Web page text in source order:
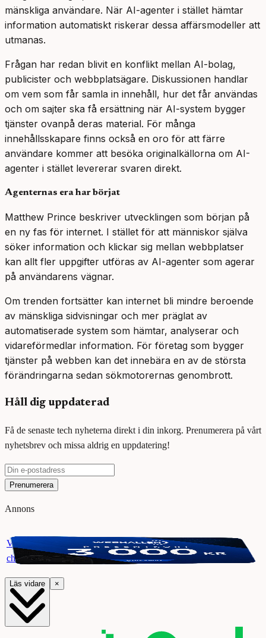
mänskliga användare. När AI-agenter i stället hämtar
information automatiskt riskerar dessa affärsmodeller att
utmanas.
Frågan har redan blivit en konflikt mellan AI-bolag,
publicister och webbplatsägare. Diskussionen handlar
om vem som får samla in innehåll, hur det får användas
och om sajter ska få ersättning när AI-system bygger
tjänster ovanpå deras material. För många
innehållsskapare finns också en oro för att färre
användare kommer att besöka originalkällorna om AI-
agenter i stället levererar svaren direkt.
Agenternas era har börjat
Matthew Prince beskriver utvecklingen som början på
en ny fas för internet. I stället för att människor själva
söker information och klickar sig mellan webbplatser
kan allt fler uppgifter utföras av AI-agenter som agerar
på användarens vägnar.
Om trenden fortsätter kan internet bli mindre beroende
av mänskliga sidvisningar och mer präglat av
automatiserade system som hämtar, analyserar och
vidareförmedlar information. För företag som bygger
tjänster på webben kan det innebära en av de största
förändringarna sedan sökmotorernas genombrott.
Håll dig uppdaterad
Få de senaste tech nyheterna direkt i din inkorg. Prenumerera på vårt
nyhetsbrev och missa aldrig en uppdatering!
Prenumerera
Annons
Vinn ett presentkort på Webhallen. Delta i vår giveaway för
chansen att vinna 3000 kr.
Läs vidare ×